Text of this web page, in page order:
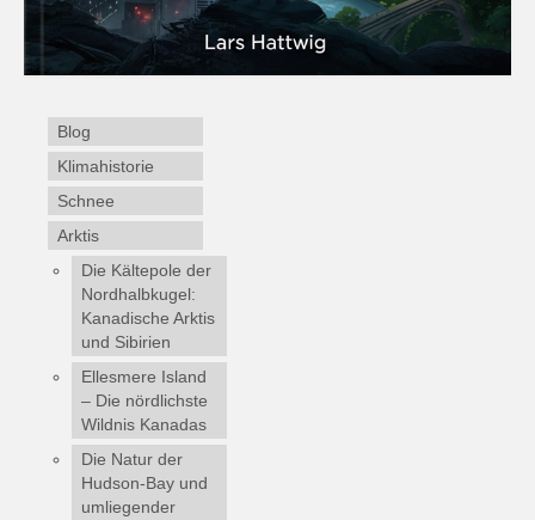
Blog
Klimahistorie
Schnee
Arktis
Die Kältepole der
Nordhalbkugel:
Kanadische Arktis
und Sibirien
Ellesmere Island
– Die nördlichste
Wildnis Kanadas
Die Natur der
Hudson-Bay und
umliegender